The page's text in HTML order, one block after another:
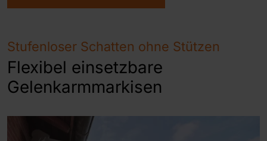
Stufenloser Schatten ohne Stützen
Flexibel einsetzbare
Gelenkarmmarkisen